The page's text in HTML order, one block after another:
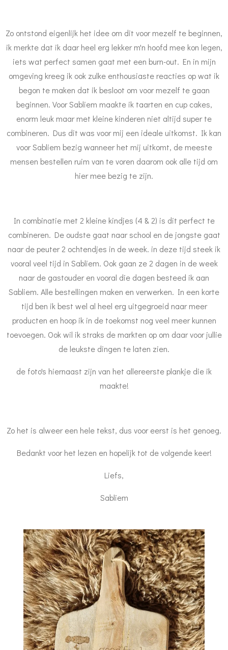
Zo ontstond eigenlijk het idee om dit voor mezelf te beginnen,
ik merkte dat ik daar heel erg lekker m'n hoofd mee kon legen,
iets wat perfect samen gaat met een burn-out. En in mijn
omgeving kreeg ik ook zulke enthousiaste reacties op wat ik
begon te maken dat ik besloot om voor mezelf te gaan
beginnen. Voor Sabliem maakte ik taarten en cup cakes,
enorm leuk maar met kleine kinderen niet altijd super te
combineren. Dus dit was voor mij een ideale uitkomst. Ik kan
voor Sabliem bezig wanneer het mij uitkomt, de meeste
mensen bestellen ruim van te voren daarom ook alle tijd om
hier mee bezig te zijn.
In combinatie met 2 kleine kindjes (4 & 2) is dit perfect te
combineren. De oudste gaat naar school en de jongste gaat
naar de peuter 2 ochtendjes in de week. in deze tijd steek ik
vooral veel tijd in Sabliem. Ook gaan ze 2 dagen in de week
naar de gastouder en vooral die dagen besteed ik aan
Sabliem. Alle bestellingen maken en verwerken. In een korte
tijd ben ik best wel al heel erg uitgegroeid naar meer
producten en hoop ik in de toekomst nog veel meer kunnen
toevoegen. Ook wil ik straks de markten op om daar voor jullie
de leukste dingen te laten zien.
de foto's hiernaast zijn van het allereerste plankje die ik
maakte!
Zo het is alweer een hele tekst, dus voor eerst is het genoeg.
Bedankt voor het lezen en hopelijk tot de volgende keer!
Liefs,
Sabliem